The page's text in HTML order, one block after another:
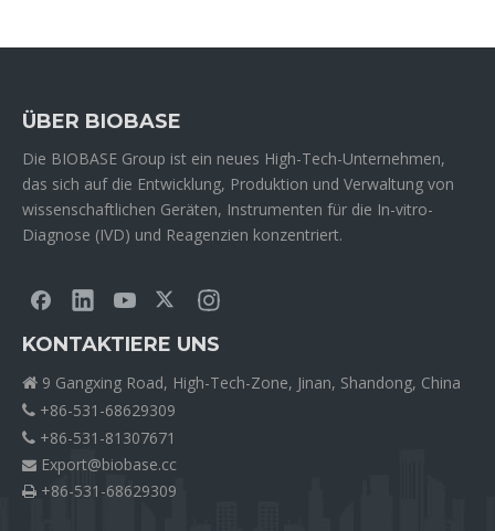
ÜBER BIOBASE
Die BIOBASE Group ist ein neues High-Tech-Unternehmen,
das sich auf die Entwicklung, Produktion und Verwaltung von
wissenschaftlichen Geräten, Instrumenten für die In-vitro-
Diagnose (IVD) und Reagenzien konzentriert.
KONTAKTIERE UNS
 9 Gangxing Road, High-Tech-Zone, Jinan, Shandong, China
 +86-531-68629309
 +86-531-81307671
 Export@biobase.cc
 +86-531-68629309